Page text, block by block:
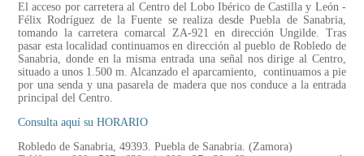
El acceso por carretera al Centro del Lobo Ibérico de Castilla y León -
Félix Rodríguez de la Fuente se realiza desde Puebla de Sanabria,
tomando la carretera comarcal ZA-921 en dirección Ungilde. Tras
pasar esta localidad continuamos en dirección al pueblo de Robledo de
Sanabria, donde en la misma entrada una señal nos dirige al Centro,
situado a unos 1.500 m. Alcanzado el aparcamiento, continuamos a pie
por una senda y una pasarela de madera que nos conduce a la entrada
principal del Centro.
Consulta aquí su HORARIO
Robledo de Sanabria, 49393. Puebla de Sanabria. (Zamora)